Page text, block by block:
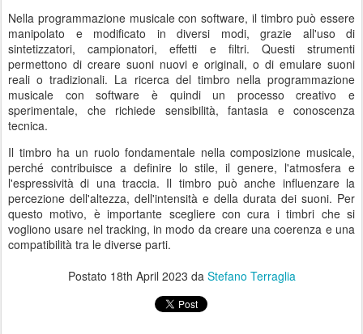
Nella programmazione musicale con software, il timbro può essere
manipolato e modificato in diversi modi, grazie all'uso di
sintetizzatori, campionatori, effetti e filtri. Questi strumenti
permettono di creare suoni nuovi e originali, o di emulare suoni
reali o tradizionali. La ricerca del timbro nella programmazione
musicale con software è quindi un processo creativo e
sperimentale, che richiede sensibilità, fantasia e conoscenza
tecnica.
Il timbro ha un ruolo fondamentale nella composizione musicale,
perché contribuisce a definire lo stile, il genere, l'atmosfera e
l'espressività di una traccia. Il timbro può anche influenzare la
percezione dell'altezza, dell'intensità e della durata dei suoni. Per
questo motivo, è importante scegliere con cura i timbri che si
vogliono usare nel tracking, in modo da creare una coerenza e una
compatibilità tra le diverse parti.
Postato 18th April 2023 da Stefano Terraglia